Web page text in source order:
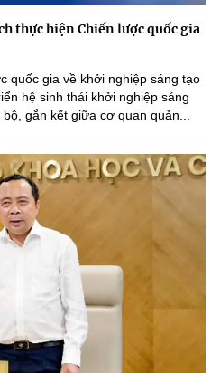
thực hiện Chiến lược quốc gia
quốc gia về khởi nghiệp sáng tạo
hệ sinh thái khởi nghiệp sáng
gắn kết giữa cơ quan quản...